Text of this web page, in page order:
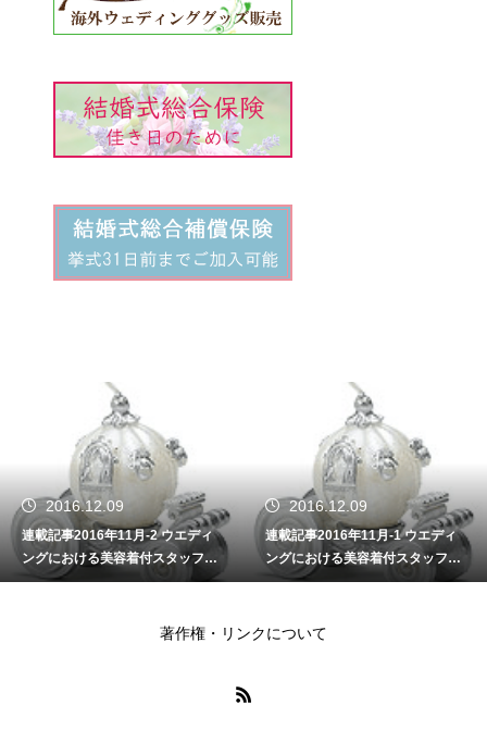
2016.12.09
連載記事2016年11月-1 ウエディ
ングにおける美容着付スタッフの
重要性
2016.11.09
連載記事2016年10-2 サービス
業（接客業）のプロ意識と接客技
術
著作権・リンクについて